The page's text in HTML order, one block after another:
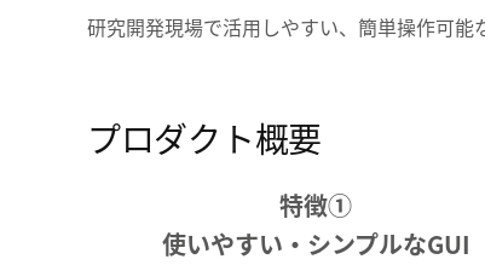
研究開発現場で活用しやすい、簡単操作可
プロダクト概要
特徴①
使いやすい・シンプルなGUI